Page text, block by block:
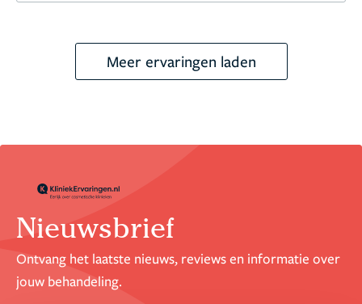
Meer ervaringen laden
Nieuwsbrief
Ontvang het laatste nieuws, reviews en informatie over
jouw behandeling.